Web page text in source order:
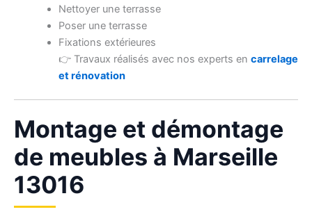
Nettoyer une terrasse
Poser une terrasse
Fixations extérieures
👉 Travaux réalisés avec nos experts en carrelage
et rénovation
Montage et démontage
de meubles à Marseille
13016